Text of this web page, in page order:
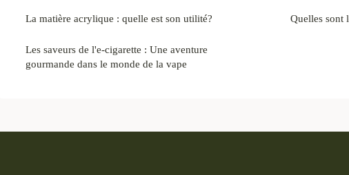
La matière acrylique : quelle est son utilité?
Les saveurs de l'e-cigarette : Une aventure
gourmande dans le monde de la vape
Quelles sont